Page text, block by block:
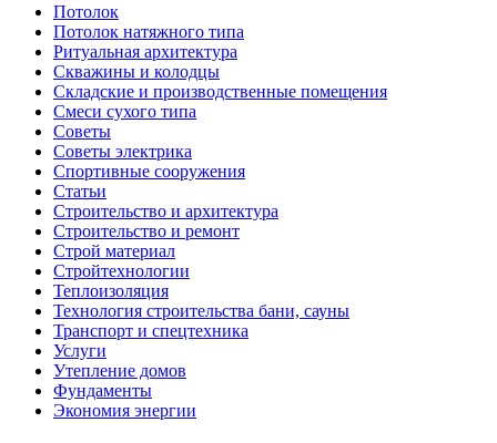
Потолок
Потолок натяжного типа
Ритуальная архитектура
Скважины и колодцы
Складские и производственные помещения
Смеси сухого типа
Советы
Советы электрика
Спортивные сооружения
Статьи
Строительство и архитектура
Строительство и ремонт
Строй материал
Стройтехнологии
Теплоизоляция
Технология строительства бани, сауны
Транспорт и спецтехника
Услуги
Утепление домов
Фундаменты
Экономия энергии